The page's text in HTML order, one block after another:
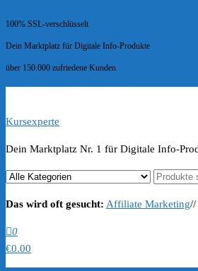
100% SSL-verschlüsselt
Dein Marktplatz für Digitale Info-Produkte
über 150.000 zufriedene Kunden
Kursexperte
Dein Marktplatz Nr. 1 für Digitale Info-
Das wird oft gesucht: Affiliate Marketing//
0
€0.00